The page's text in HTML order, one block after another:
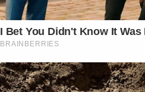
I Bet You Didn't Know It
BRAINBERRIES